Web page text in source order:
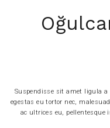
Suspendisse sit amet ligula a
egestas eu tortor nec,
ac ultrices eu, pellentesque